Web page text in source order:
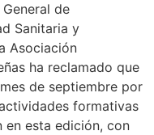
de
Sanitaria y
Asociación
ha reclamado que
de septiembre por
formativas
en esta edición, con